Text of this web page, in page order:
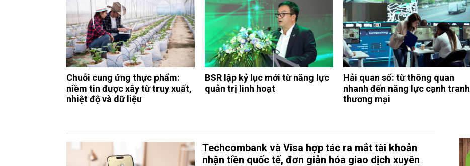
Chuỗi cung ứng thực phẩm:
niềm tin được xây từ truy xuất,
nhiệt độ và dữ liệu
BSR lập kỷ lục mới từ năng lực
quản trị linh hoạt
Hải quan số: từ thông quan
nhanh đến năng lực cạnh tranh
thương mại
Techcombank và Visa hợp tác ra mắt tài khoản
nhận tiền quốc tế, đơn giản hóa giao dịch xuyên